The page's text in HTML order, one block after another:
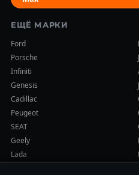
ЕЩЁ МАРКИ
Ford
Porsche
Infiniti
Genesis
Cadillac
Peugeot
SEAT
Geely
Lada